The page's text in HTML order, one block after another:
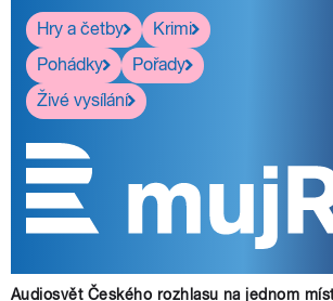
Hry a četby
Krimi
Pohádky
Pořady
Živé vysílání
Audiosvět Českého rozhlasu na jednom